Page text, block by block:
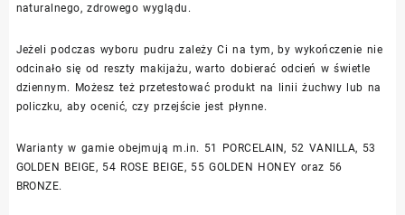
naturalnego, zdrowego wyglądu.
Jeżeli podczas wyboru pudru zależy Ci na tym, by wykończenie nie
odcinało się od reszty makijażu, warto dobierać odcień w świetle
dziennym. Możesz też przetestować produkt na linii żuchwy lub na
policzku, aby ocenić, czy przejście jest płynne.
Warianty w gamie obejmują m.in. 51 PORCELAIN, 52 VANILLA, 53
GOLDEN BEIGE, 54 ROSE BEIGE, 55 GOLDEN HONEY oraz 56
BRONZE.